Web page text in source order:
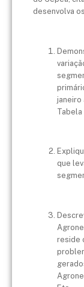
desenvolva
janeiro
Tabela
que
reside